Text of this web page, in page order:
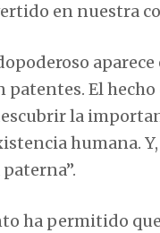
en nuestra
El
la
humana.
ha permitido